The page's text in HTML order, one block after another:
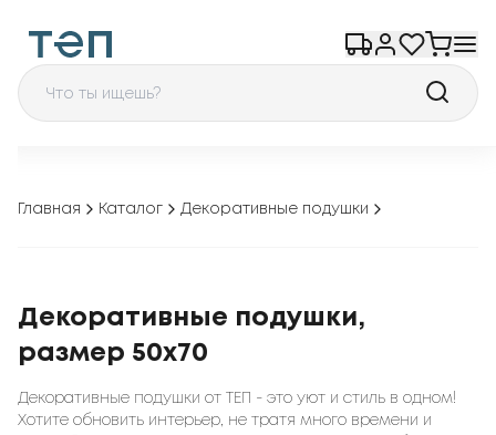
Главная Каталог Декоративные подушки
Декоративные подушки,
размер 50x70
Декоративные подушки от ТЕП - это уют и стиль в одном!
Хотите обновить интерьер, не тратя много времени и